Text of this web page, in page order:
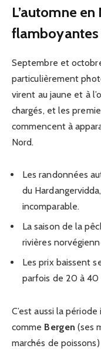
L’automne
flamboyantes
Septembre et
particulièrement
virent au jaune et à
chargés, et les
commencent à
Nord.
Les randonnées
du
incomparable.
La saison de la
rivières
Les prix baissent
parfois de 20 à 40
C’est aussi la
comme Bergen (ses
marchés de